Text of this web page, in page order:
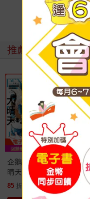
推薦必看
企鵝咖啡館今天也是大
晴天(02)【首刷贈送
「謹賀新年」收藏卡】
85 折 特價 272 元